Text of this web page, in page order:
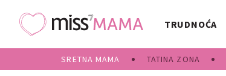
TRUDNOĆA
SRETNA MAMA TATINA ZONA